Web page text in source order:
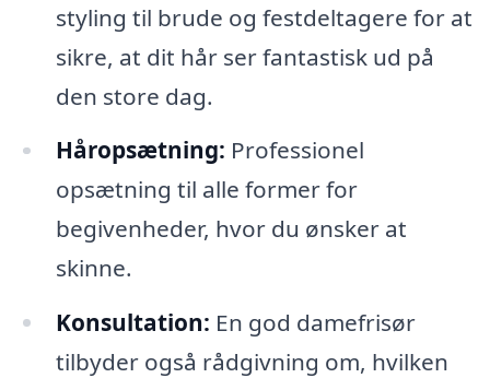
styling til brude og festdeltagere for at
sikre, at dit hår ser fantastisk ud på
den store dag.
Håropsætning: Professionel
opsætning til alle former for
begivenheder, hvor du ønsker at
skinne.
Konsultation: En god damefrisør
tilbyder også rådgivning om, hvilken